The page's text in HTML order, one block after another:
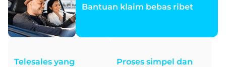
Bantuan klaim bebas ribet
Telesales yang
Proses simpel dan